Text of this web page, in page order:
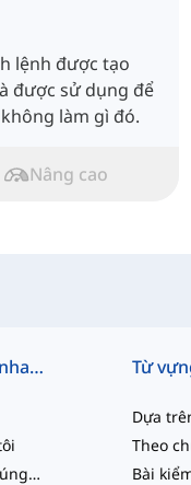
lệnh được tạo
được sử dụng để
làm gì đó.
Nâng cao
Truy cập nhanh
Liên hệ chúng tôi
Từ
Dựa
Theo